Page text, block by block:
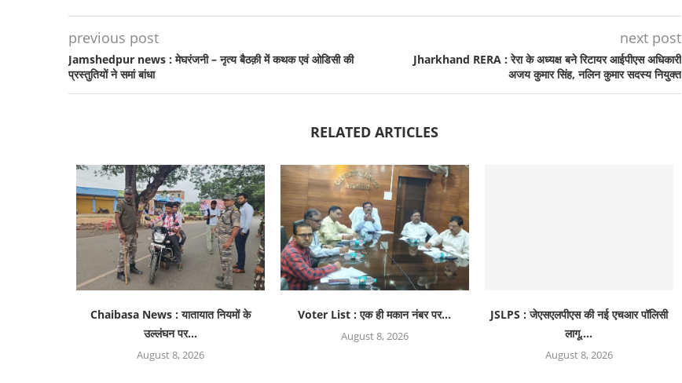
previous post
Jamshedpur news : मेघरंजनी – नृत्य बैठक़ी में कथक एवं ओडिसी की
प्रस्तुतियों ने समां बांधा
next post
Jharkhand RERA : रेरा के अध्यक्ष बने रिटायर आईपीएस अधिकारी
अजय कुमार सिंह, नलिन कुमार सदस्य नियुक्त
RELATED ARTICLES
Chaibasa News : यातायात नियमों के
उल्लंघन पर...
August 8, 2026
Voter List : एक ही मकान नंबर पर...
August 8, 2026
JSLPS : जेएसएलपीएस की नई एचआर पॉलिसी
लागू,...
August 8, 2026